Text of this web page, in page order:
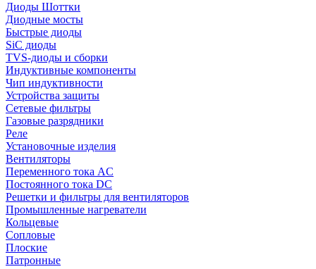
Диоды Шоттки
Диодные мосты
Быстрые диоды
SiC диоды
TVS-диоды и сборки
Индуктивные компоненты
Чип индуктивности
Устройства защиты
Сетевые фильтры
Газовые разрядники
Реле
Установочные изделия
Вентиляторы
Переменного тока AC
Постоянного тока DC
Решетки и фильтры для вентиляторов
Промышленные нагреватели
Кольцевые
Сопловые
Плоские
Патронные